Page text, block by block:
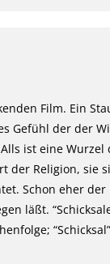
Film. Ein
Gefühl der der
ist eine Wurzel
der Religion, sie
Schon eher der
läßt.